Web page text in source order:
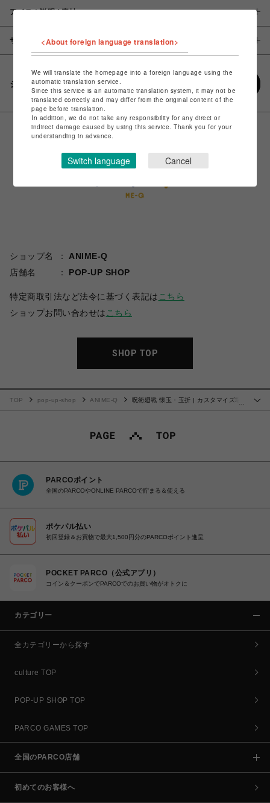
アイテム説明 / 素材
サイズ
シェアする
ショップ名
ANIME-Q
店舗名
POP-UP SHOP
特定商取引法など法令に基づく表記は こちら
ショップお問い合わせは こちら
SHOP TOP
TOP pop-up-shop ANIME-Q
呪術廻戦 懐玉・玉折 | カスタマイズ場
PARCOポイント
全国のPARCOやONLINE PARCOで貯まる＆使える
ポケパル払い
初回登録＆お買物で最大1,500円分のPARCOポイント進呈
POCKET PARCO（公式アプリ）
コイン＆クーポンでPARCOでのお買い物がオトクに
カテゴリー
全カテゴリーから探す
culture TOP
POP-UP SHOP TOP
PARCO GAMES TOP
全国のPARCO店舗
初めてのお客様へ
<About foreign language translation>
We will translate the homepage into a foreign language using the
automatic translation service.
Since this service is an automatic translation system, it may not be
translated correctly and may differ from the original content of the
page before translation.
In addition, we do not take any responsibility for any direct or
indirect damage caused by using this service. Thank you for your
understanding in advance.
Switch language Cancel